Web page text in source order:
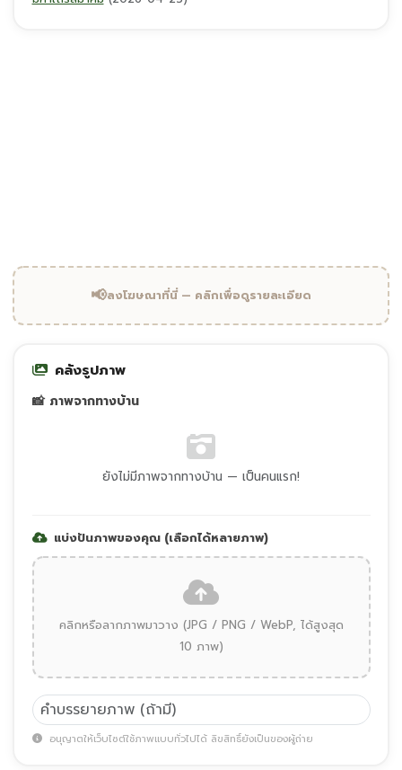
📢ลงโฆษณาที่นี่ — คลิกเพื่อดูรายละเอียด
คลังรูปภาพ
📸 ภาพจากทางบ้าน
ยังไม่มีภาพจากทางบ้าน — เป็นคนแรก!
แบ่งปันภาพของคุณ (เลือกได้หลายภาพ)
คลิกหรือลากภาพมาวาง (JPG / PNG / WebP, ได้สูงสุด
10 ภาพ)
อนุญาตให้เว็บไซต์ใช้ภาพแบบทั่วไปได้ ลิขสิทธิ์ยังเป็นของผู้ถ่าย